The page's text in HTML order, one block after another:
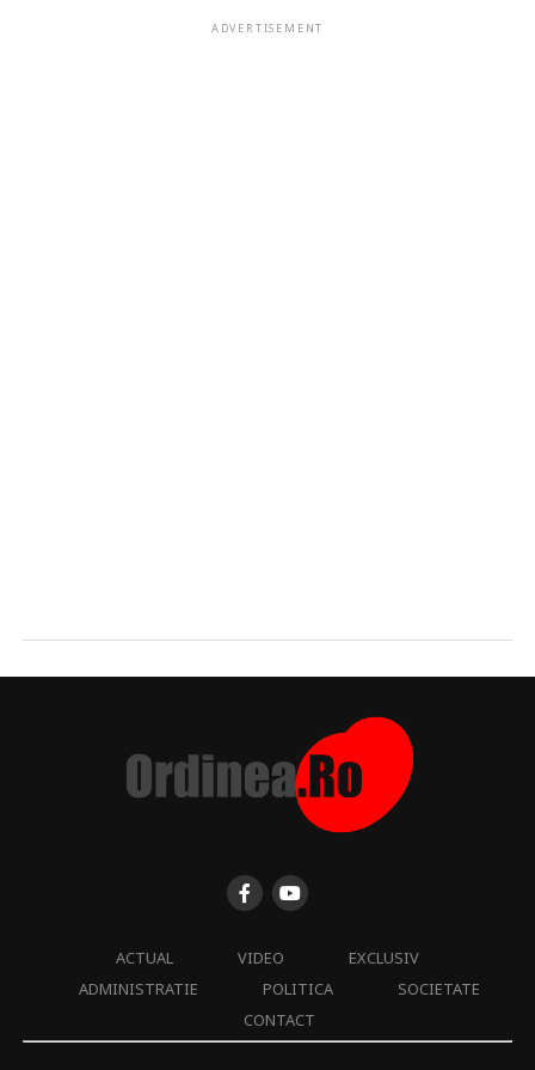
ADVERTISEMENT
ACTUAL VIDEO
EXCLUSIV
ADMINISTRATIE
POLITICA
SOCIETATE
CONTACT